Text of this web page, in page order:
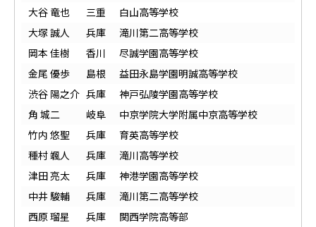
大谷 竜也
三重
白山高等学校
大塚 誠人
兵庫
滝川第二高等学校
岡本 佳樹
香川
尽誠学園高等学校
金尾 優歩
島根
益田永島学園明誠高等学校
渋谷 陽之介 兵庫
神戸弘陵学園高等学校
角 城二
岐阜
中京学院大学附属中京高等学校
竹内 悠聖
兵庫
育英高等学校
種村 颯人
兵庫
滝川高等学校
津田 亮太
兵庫
神港学園高等学校
中井 駿輔
兵庫
滝川第二高等学校
西原 瑠星
兵庫
関西学院高等部